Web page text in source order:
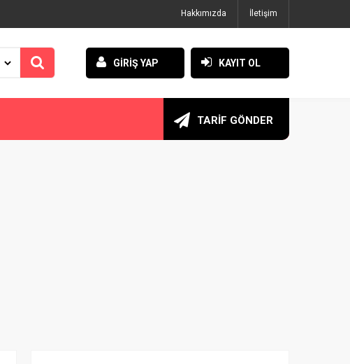
Hakkımızda İletişim
GİRİŞ YAP KAYIT OL
TARİF GÖNDER